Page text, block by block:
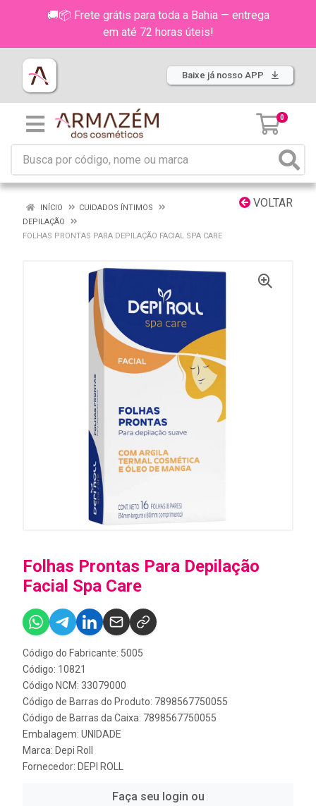
🚚📦 Frete grátis para toda a Bahia — entrega
em até 72 horas úteis!
Baixe já nosso APP
0
VOLTAR
INÍCIO
CUIDADOS ÍNTIMOS
DEPILAÇÃO
FOLHAS PRONTAS PARA DEPILAÇÃO FACIAL SPA CARE
Folhas Prontas Para Depilação
Facial Spa Care
Código do Fabricante: 5005
Código: 10821
Código NCM: 33079000
Código de Barras do Produto: 7898567750055
Código de Barras da Caixa: 7898567750055
Embalagem: UNIDADE
Marca: Depi Roll
Fornecedor: DEPI ROLL
Faça seu login ou